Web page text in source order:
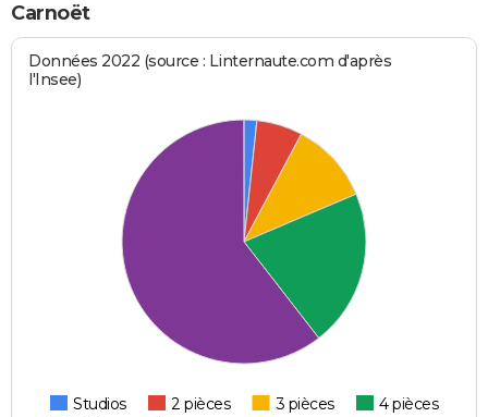
Carnoët
Données 2022 (source : Linternaute.com d'après
l'Insee)
Studios 2 pièces 3 pièces
4 pièces